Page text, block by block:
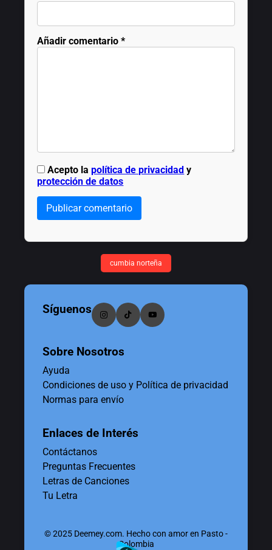
Añadir comentario *
Acepto lapolítica de privacidad y
protección de datos
Publicar comentario
cumbia norteña
Síguenos
Sobre Nosotros
Ayuda
Condiciones de uso y Política de privacidad
Normas para envío
Enlaces de Interés
Contáctanos
Preguntas Frecuentes
Letras de Canciones
Tu Letra
© 2025 Deemey.com. Hecho con amor en Pasto -
Colombia